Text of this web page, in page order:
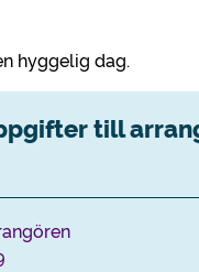
hyggelig dag.
till